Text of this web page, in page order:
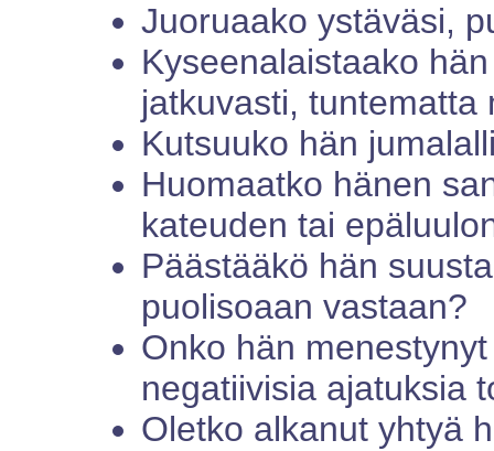
Juoruaako ystäväsi,
Kyseenalaistaako
jatkuvasti, tuntematta
Kutsuuko hän
Huomaatko hänen
kateuden tai
Päästääkö hän
puolisoaan vastaan?
Onko hän
negatiivisia ajatuksia
Oletko alkanut yhtyä